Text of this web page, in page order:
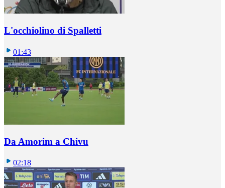
L'occhiolino di Spalletti
01:43
Da Amorim a Chivu
02:18